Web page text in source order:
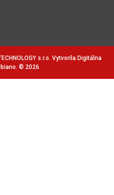
s.r.o. Vytvorila Digitálna
. © 2026.